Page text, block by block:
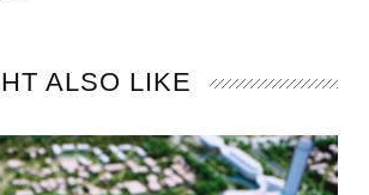
ALSO LIKE